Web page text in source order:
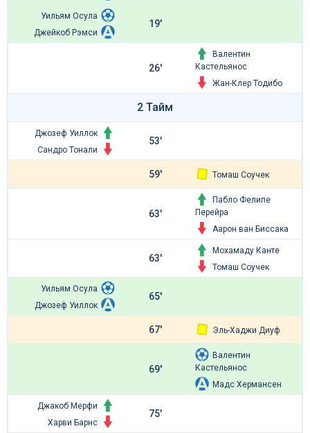
Уильям Осула
Джейкоб Рэмси
19'
26'
Валентин
Кастельянос
Жан-Клер Тодибо
2 Тайм
Джозеф Уиллок
Сандро Тонали
53'
59' Томаш Соучек
63'
Пабло Фелипе
Перейра
Аарон ван Биссака
63'
Мохамаду Канте
Томаш Соучек
Уильям Осула
Джозеф Уиллок
65'
67' Эль-Хаджи Диуф
69'
Валентин
Кастельянос
Мадс Хермансен
Джакоб Мерфи
Харви Барнс
75'